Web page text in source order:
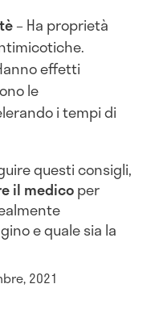
– Ha proprietà
effetti
le
i tempi di
questi consigli,
il medicoper
e quale sia la
2021